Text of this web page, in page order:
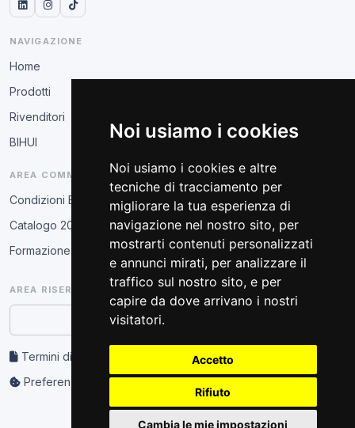
Noi usiamo i cookies
Noi usiamo i cookies e altre
tecniche di tracciamento per
migliorare la tua esperienza di
navigazione nel nostro sito, per
mostrarti contenuti personalizzati
e annunci mirati, per analizzare il
traffico sul nostro sito, e per
capire da dove arrivano i nostri
visitatori.
Accetto
Rifiuto
Cambia le mie impostazioni
NAVIGAZIONE
Home
Prodotti
Rivenditori
BIHUI
AREA COMMERCIALE
Condizioni B2B
Catalogo 2026
Formazione tecnica
AREA RISERVATA
Accesso partner
Termini di servizio e privacy
Preferenze cookie